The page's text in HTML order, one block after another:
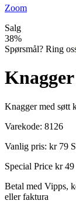
Zoom
Salg
38%
Spørsmål? Ring
Knagger med søtt
Varekode: 8126
Vanlig pris: kr 79
Special Price kr 49
Betal med Vipps,
eller faktura